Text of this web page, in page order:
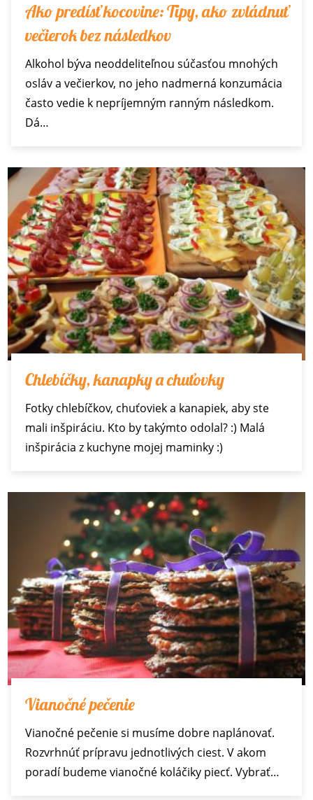
Ako predísť kocovine: Tipy, ako zvládnuť
večierok bez následkov
Alkohol býva neoddeliteľnou súčasťou mnohých
osláv a večierkov, no jeho nadmerná konzumácia
často vedie k nepríjemným ranným následkom.
Dá…
Chlebíčky, kanapky a chuťovky
Fotky chlebíčkov, chuťoviek a kanapiek, aby ste
mali inšpiráciu. Kto by takýmto odolal? :) Malá
inšpirácia z kuchyne mojej maminky :)
Vianočné pečenie
Vianočné pečenie si musíme dobre naplánovať.
Rozvrhnúť prípravu jednotlivých ciest. V akom
poradí budeme vianočné koláčiky piecť. Vybrať…